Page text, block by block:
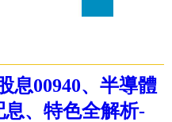
息00940、半導體
息、特色全解析-